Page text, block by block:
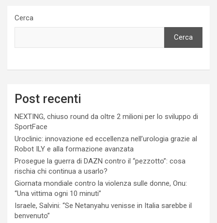
Cerca
Cerca
Post recenti
NEXTING, chiuso round da oltre 2 milioni per lo sviluppo di
SportFace
Uroclinic: innovazione ed eccellenza nell’urologia grazie al
Robot ILY e alla formazione avanzata
Prosegue la guerra di DAZN contro il “pezzotto”: cosa
rischia chi continua a usarlo?
Giornata mondiale contro la violenza sulle donne, Onu:
“Una vittima ogni 10 minuti”
Israele, Salvini: “Se Netanyahu venisse in Italia sarebbe il
benvenuto”